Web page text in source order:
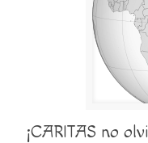
¡CARITAS no